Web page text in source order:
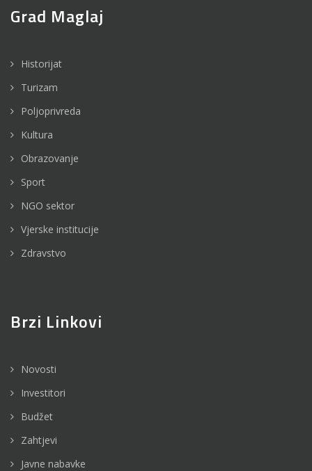
Grad Maglaj
Historijat
Turizam
Poljoprivreda
Kultura
Obrazovanje
Sport
NGO sektor
Vjerske institucije
Zdravstvo
Brzi Linkovi
Novosti
Investitori
Budžet
Zahtjevi
Javne nabavke